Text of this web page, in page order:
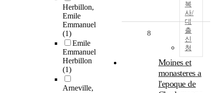
Herbillon,
Emile
Emmanuel
(1)
Emile
Emmanuel
Herbillon
(1)
Arneville,
복
사/
대
출
신
청
8
Moines et
monasteres a
l'epoque de